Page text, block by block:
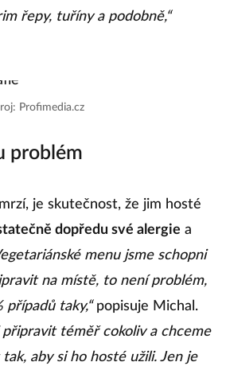
řepy, tuříny a podobně,“
Profimedia.cz
problém
je skutečnost, že jim hosté
dopředu své alergie a
menu jsme schopni
na místě, to není problém,
případů taky,“popisuje Michal.
připravit téměř cokoliv a chceme
aby si ho hosté užili. Jen je